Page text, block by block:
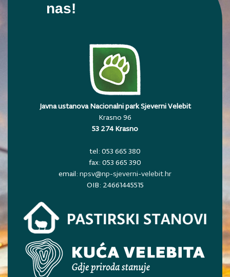
nas!
Javna ustanova Nacionalni park Sjeverni Velebit
Krasno 96
53 274 Krasno
tel: 053 665 380
fax: 053 665 390
email: npsv@np-sjeverni-velebit.hr
OIB: 24661445515